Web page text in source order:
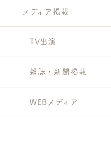
メディア掲載
TV出演
雑誌・新聞掲載
WEBメディア